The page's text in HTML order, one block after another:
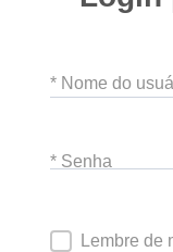
* Nome do
* Senha
Lembre de